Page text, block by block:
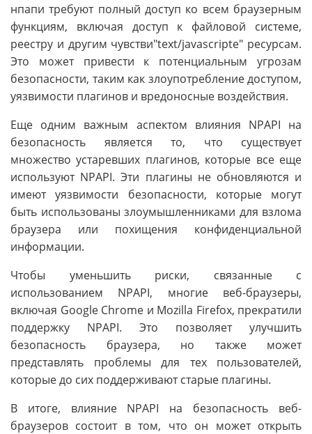
нпапи требуют полный доступ ко всем браузерным
функциям, включая доступ к файловой системе,
реестру и другим чувстви"text/javascripte" ресурсам.
Это может привести к потенциальным угрозам
безопасности, таким как злоупотребление доступом,
уязвимости плагинов и вредоносные воздействия.
Еще одним важным аспектом влияния NPAPI на
безопасность является то, что существует
множество устаревших плагинов, которые все еще
используют NPAPI. Эти плагины не обновляются и
имеют уязвимости безопасности, которые могут
быть использованы злоумышленниками для взлома
браузера или похищения конфиденциальной
информации.
Чтобы уменьшить риски, связанные с
использованием NPAPI, многие веб-браузеры,
включая Google Chrome и Mozilla Firefox, прекратили
поддержку NPAPI. Это позволяет улучшить
безопасность браузера, но также может
представлять проблемы для тех пользователей,
которые до сих поддерживают старые плагины.
В итоге, влияние NPAPI на безопасность веб-
браузеров состоит в том, что он может открыть